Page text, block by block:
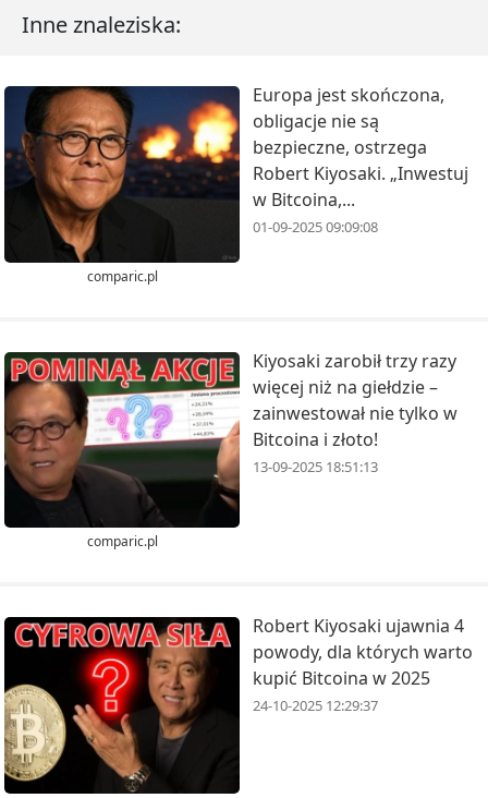
Inne znaleziska:
comparic.pl
Europa jest skończona,
obligacje nie są
bezpieczne, ostrzega
Robert Kiyosaki. „Inwestuj
w Bitcoina,...
01-09-2025 09:09:08
comparic.pl
Kiyosaki zarobił trzy razy
więcej niż na giełdzie –
zainwestował nie tylko w
Bitcoina i złoto!
13-09-2025 18:51:13
Robert Kiyosaki ujawnia 4
powody, dla których warto
kupić Bitcoina w 2025
24-10-2025 12:29:37